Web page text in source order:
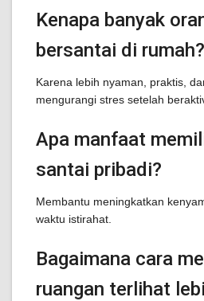
Kenapa banyak
bersantai di rumah?
Karena lebih nyaman, praktis,
mengurangi stres setelah
Apa manfaat
santai pribadi?
Membantu meningkatkan
waktu istirahat.
Bagaimana cara
ruangan terlihat